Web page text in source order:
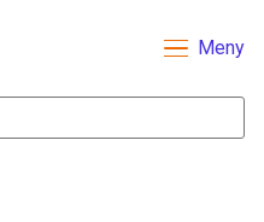
Meny